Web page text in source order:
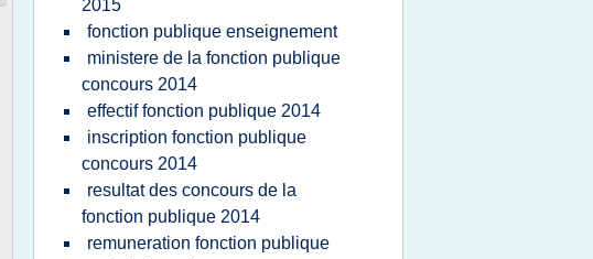
2015
fonction publique enseignement
ministere de la fonction publique
concours 2014
effectif fonction publique 2014
inscription fonction publique
concours 2014
resultat des concours de la
fonction publique 2014
remuneration fonction publique